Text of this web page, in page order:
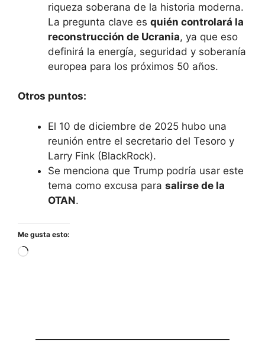
riqueza soberana de la historia moderna.
La pregunta clave es quién controlará la
reconstrucción de Ucrania, ya que eso
definirá la energía, seguridad y soberanía
europea para los próximos 50 años.
Otros puntos:
El 10 de diciembre de 2025 hubo una
reunión entre el secretario del Tesoro y
Larry Fink (BlackRock).
Se menciona que Trump podría usar este
tema como excusa para salirse de la
OTAN.
Me gusta esto:
Cargando...